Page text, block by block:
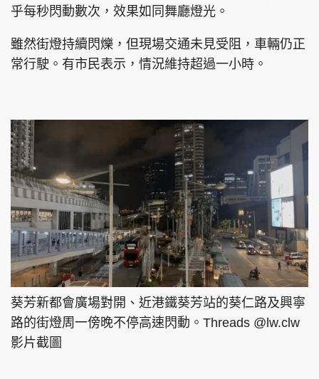
乎每秒閃動數次，效果如同舞廳燈光。
雖然街燈持續閃爍，但現場交通未見受阻，車輛仍正
常行駛。有市民表示，情況維持超過一小時。
葵芳新都會廣場對開、近港鐵葵芳站的葵仁路及興寧
路的街燈周一傍晚不停高速閃動。Threads @lw.clw
影片截圖